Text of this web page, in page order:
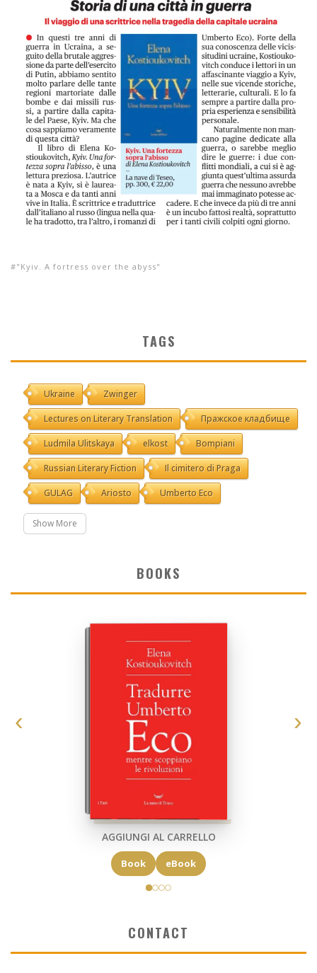
"Kyiv. A fortress over the abyss"
TAGS
Ukraine Zwinger
Lectures on Literary Translation Пражское кладбище
Ludmila Ulitskaya elkost Bompiani
Russian Literary Fiction Il cimitero di Praga
GULAG Ariosto Umberto Eco
Show More
BOOKS
AGGIUNGI AL CARRELLO
Book eBook
CONTACT